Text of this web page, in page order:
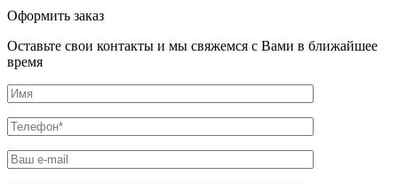
Оформить заказ
Оставьте свои контакты и мы свяжемся с Вами в ближайшее
время